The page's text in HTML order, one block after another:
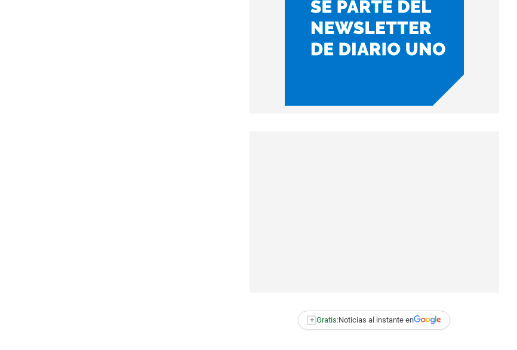
+ Gratis:Noticias al instante en